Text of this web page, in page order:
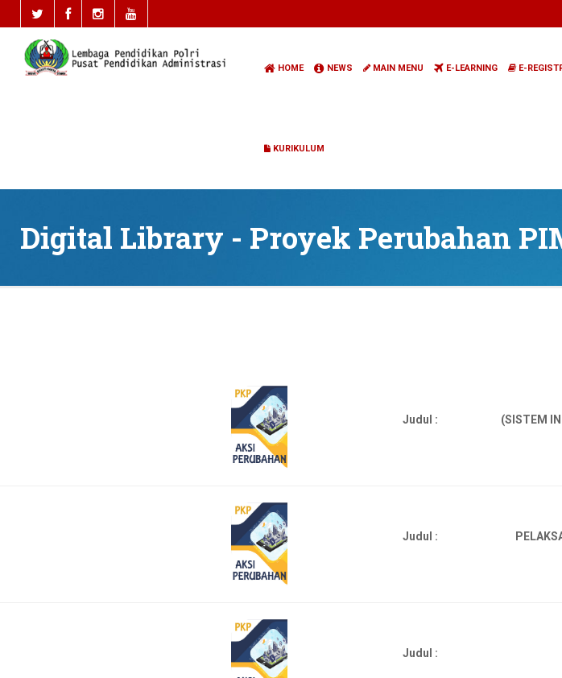
HOME NEWS MAIN MENU E-LEARNING E-
KURIKULUM
Digital Library - Proyek Perubahan
Judul : (SISTEM
Judul :
Judul :